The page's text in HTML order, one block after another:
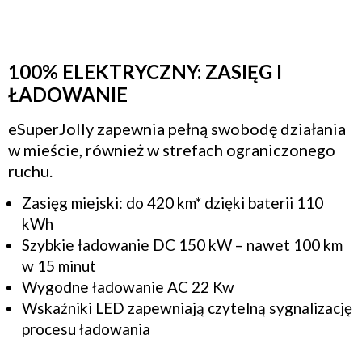
100% ELEKTRYCZNY: ZASIĘG I
ŁADOWANIE
eSuperJolly zapewnia pełną swobodę działania
w mieście, również w strefach ograniczonego
ruchu.
Zasięg miejski: do 420 km* dzięki baterii 110
kWh
Szybkie ładowanie DC 150 kW – nawet 100 km
w 15 minut
Wygodne ładowanie AC 22 Kw
Wskaźniki LED zapewniają czytelną sygnalizację
procesu ładowania